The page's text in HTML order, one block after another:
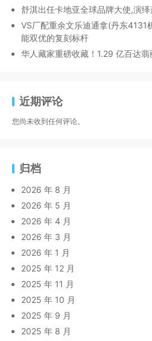
舒淇出任卡地亚全球品牌大使,演
VS厂配重余文乐迪通拿(丹东4131
能双优的复刻标杆
华人藏家重磅收藏！1.29 亿百达
近期评论
您尚未收到任何评论。
归档
2026 年 8 月
2026 年 5 月
2026 年 4 月
2026 年 3 月
2026 年 1 月
2025 年 12 月
2025 年 11 月
2025 年 10 月
2025 年 9 月
2025 年 8 月